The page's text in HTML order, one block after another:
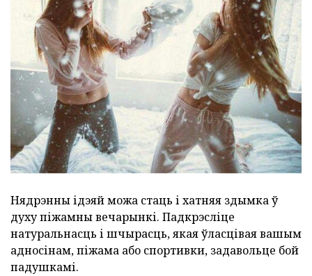
Нядрэнны ідэяй можа стаць і хатняя здымка ў
духу піжамны вечарынкі. Падкрэсліце
натуральнасць і шчырасць, якая ўласцівая вашым
адносінам, піжама або спортивки, задавольце бой
падушкамі.